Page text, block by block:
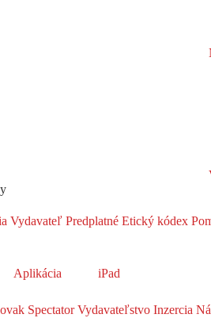
Vydavateľ Predplatné Etický kódex
Aplikácia iPad
SpectatorVydavateľstvo Inzercia